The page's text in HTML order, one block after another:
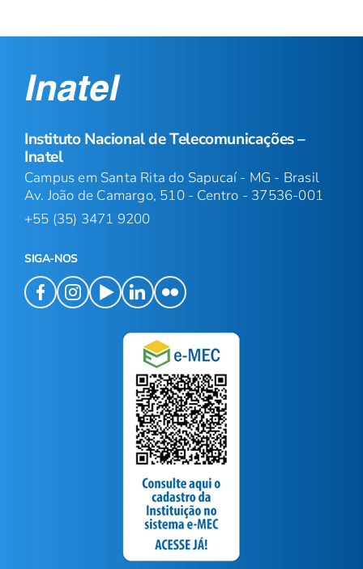
Instituto Nacional de Telecomunicações –
Inatel
Campus em Santa Rita do Sapucaí - MG - Brasil
Av. João de Camargo, 510 - Centro - 37536-001
+55 (35) 3471 9200
SIGA-NOS